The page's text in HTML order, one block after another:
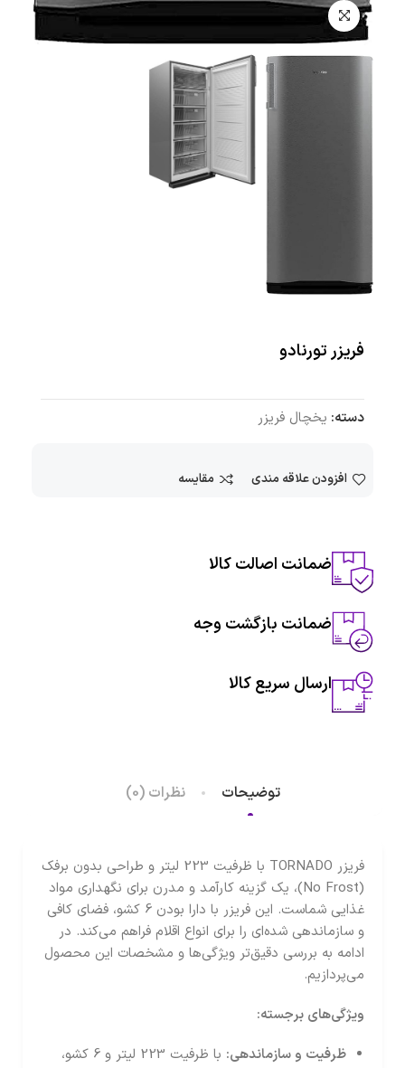
فریزر تورنادو
دسته: یخچال فریزر
افزودن علاقه مندی مقایسه
ضمانت اصالت کالا
ضمانت بازگشت وجه
ارسال سریع کالا
توضیحات نظرات (0)
فریزر TORNADO با ظرفیت 223 لیتر و طراحی بدون برفک
(No Frost)، یک گزینه کارآمد و مدرن برای نگهداری مواد
غذایی شماست. این فریزر با دارا بودن 6 کشو، فضای کافی
و سازماندهی شده‌ای را برای انواع اقلام فراهم می‌کند. در
ادامه به بررسی دقیق‌تر ویژگی‌ها و مشخصات این محصول
می‌پردازیم.
ویژگی‌های برجسته:
ظرفیت و سازماندهی:
با ظرفیت 223 لیتر و 6 کشو،